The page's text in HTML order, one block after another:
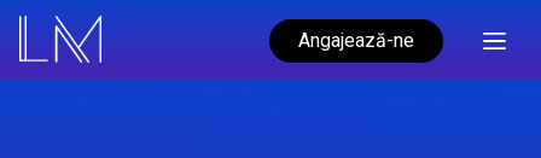
Angajează-ne